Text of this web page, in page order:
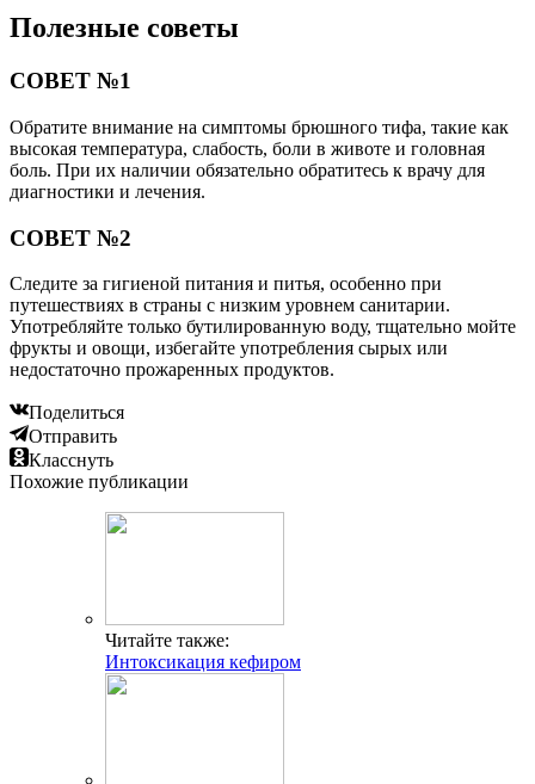
Полезные советы
СОВЕТ №1
Обратите внимание на симптомы брюшного тифа, такие как
высокая температура, слабость, боли в животе и головная
боль. При их наличии обязательно обратитесь к врачу для
диагностики и лечения.
СОВЕТ №2
Следите за гигиеной питания и питья, особенно при
путешествиях в страны с низким уровнем санитарии.
Употребляйте только бутилированную воду, тщательно мойте
фрукты и овощи, избегайте употребления сырых или
недостаточно прожаренных продуктов.
Поделиться
Отправить
Класснуть
Похожие публикации
Читайте также:
Интоксикация кефиром